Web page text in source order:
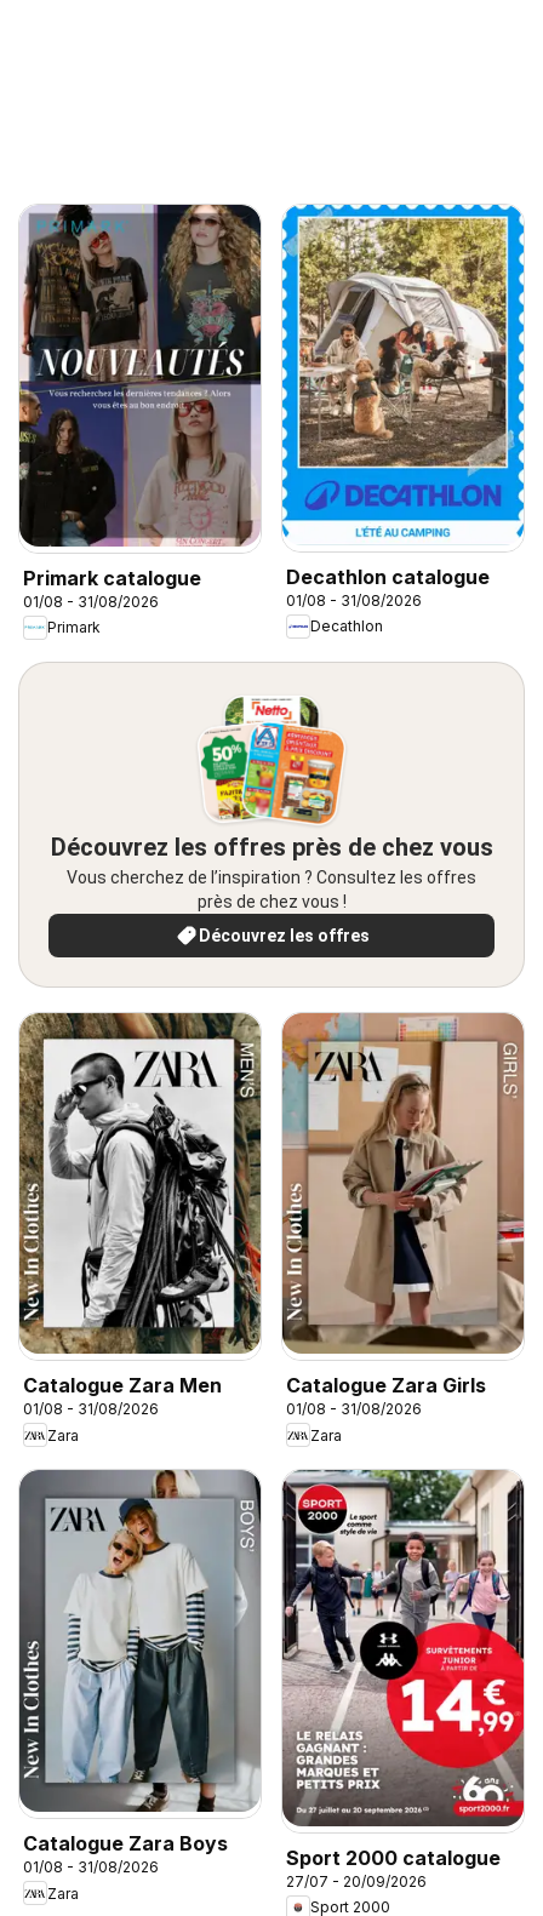
Primark catalogue
01/08 - 31/08/2026
Primark
Decathlon catalogue
01/08 - 31/08/2026
Decathlon
Découvrez les offres près de chez vous
Vous cherchez de l’inspiration ? Consultez les offres
près de chez vous !
Découvrez les offres
Catalogue Zara Men
01/08 - 31/08/2026
Zara
Catalogue Zara Girls
01/08 - 31/08/2026
Zara
Catalogue Zara Boys
01/08 - 31/08/2026
Zara
Sport 2000 catalogue
27/07 - 20/09/2026
Sport 2000